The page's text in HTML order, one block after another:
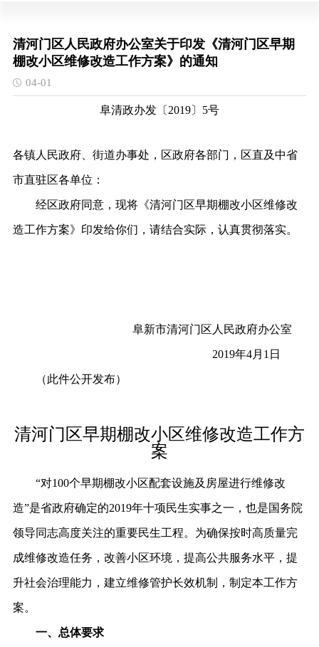
清河门区人民政府办公室关于印发《清河门区早期
棚改小区维修改造工作方案》的通知
04-01
阜清政办发〔 2019〕5号
各镇人民政府、街道办事处，区政府各部门，区直及中省
市直驻区各单位：
经区政府同意，现将《清河门区早期棚改小区维修改
造工作方案》印发给你们，请结合实际，认真贯彻落实。
阜新市清河门区人民政府办公室
2019年4月1日
（此件公开发布）
清河门区早期棚改小区维修改造工作方
案
“对100个早期棚改小区配套设施及房屋进行维修改
造”是省政府确定的2019年十项民生实事之一，也是国务院
领导同志高度关注的重要民生工程。为确保按时高质量完
成维修改造任务，改善小区环境，提高公共服务水平，提
升社会治理能力，建立维修管护长效机制，制定本工作方
案。
一、总体要求